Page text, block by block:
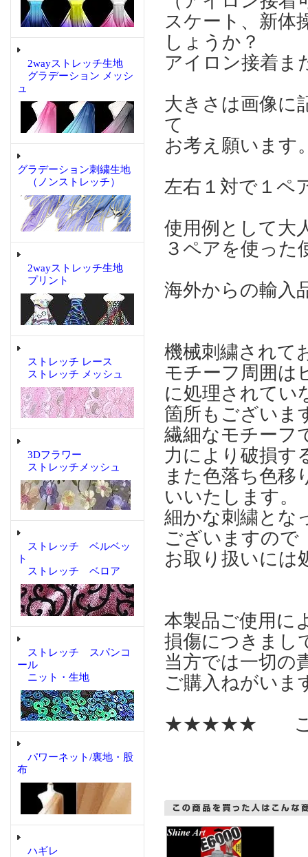
2wayストレッチ生地
グラデーション メッシ
ュ
グラデーション刺繍生地
（ノンストレッチ）
2wayストレッチ生地
プリント
ストレッチ レース
ストレッチ メッシュ
3Dフラワー
ストレッチメッシュ
ストレッチ ベルベッ
ト
ストレッチ ベロア
ストレッチ スパンコ
ール
ニット・生地
パワーネット/裏地・股
布
ハギレ
スケート、新体
しょうか？
アイロン接着ま
大きさは画像に
て
お考え願います
左右１対で１ペ
使用例として大
３ペアを使った
海外からの輸入
機械刺繍され
モチーフ周囲は
に処理されてい
箇所もございま
繊細なモチーフ
力により破損す
また色落ち色移
いいたします。
細かな刺繍とな
ございますので
お取り扱いには
本製品ご使用に
損傷につきまし
当方では一切の
ご購入ねがいま
★★★★★ こ